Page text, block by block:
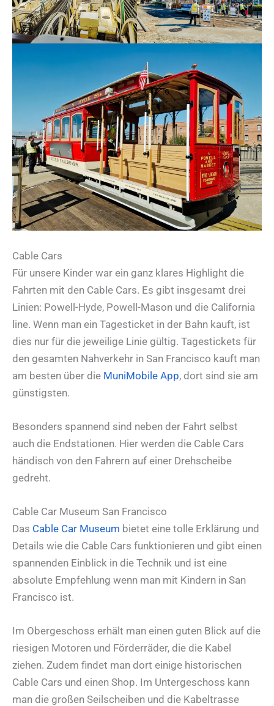
Cable Cars
Für unsere Kinder war ein ganz klares Highlight die
Fahrten mit den Cable Cars. Es gibt insgesamt drei
Linien: Powell-Hyde, Powell-Mason und die California
line. Wenn man ein Tagesticket in der Bahn kauft, ist
dies nur für die jeweilige Linie gültig. Tagestickets für
den gesamten Nahverkehr in San Francisco kauft man
am besten über die MuniMobile App, dort sind sie am
günstigsten.
Besonders spannend sind neben der Fahrt selbst
auch die Endstationen. Hier werden die Cable Cars
händisch von den Fahrern auf einer Drehscheibe
gedreht.
Cable Car Museum San Francisco
Das Cable Car Museum bietet eine tolle Erklärung und
Details wie die Cable Cars funktionieren und gibt einen
spannenden Einblick in die Technik und ist eine
absolute Empfehlung wenn man mit Kindern in San
Francisco ist.
Im Obergeschoss erhält man einen guten Blick auf die
riesigen Motoren und Förderräder, die die Kabel
ziehen. Zudem findet man dort einige historischen
Cable Cars und einen Shop. Im Untergeschoss kann
man die großen Seilscheiben und die Kabeltrasse